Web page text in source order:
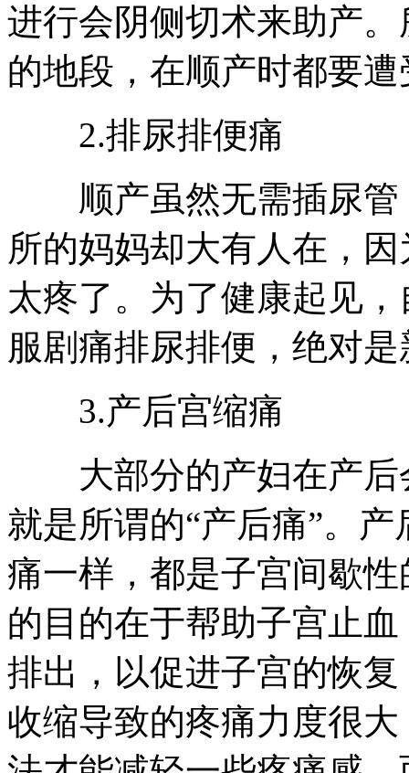
进行会阴侧切术来助产
的地段，在顺产时都要
2.排尿排便痛
顺产虽然无需插尿管
所的妈妈却大有人在，
太疼了。为了健康起见
服剧痛排尿排便，绝对
3.产后宫缩痛
大部分的产妇在产后
就是所谓的“产后痛”。
痛一样，都是子宫间歇
的目的在于帮助子宫止
排出，以促进子宫的恢
收缩导致的疼痛力度很